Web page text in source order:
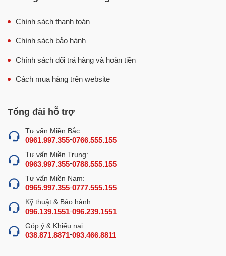
Chính sách thanh toán
Chính sách bảo hành
Chính sách đổi trả hàng và hoàn tiền
Cách mua hàng trên website
Tổng đài hỗ trợ
Tư vấn Miền Bắc:
0961.997.355-0766.555.155
Tư vấn Miền Trung:
0963.997.355-0788.555.155
Tư vấn Miền Nam:
0965.997.355-0777.555.155
Kỹ thuật & Bảo hành:
096.139.1551-096.239.1551
Góp ý & Khiếu nại:
038.871.8871-093.466.8811